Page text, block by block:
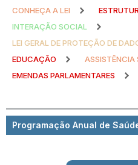
CONHEÇA A LEI
INTERAÇÃO SOCIAL
LEI GERAL DE PROTEÇÃO DE
EDUCAÇÃO
ASSISTÊNCIA
EMENDAS PARLAMENTARES
Programação Anual de